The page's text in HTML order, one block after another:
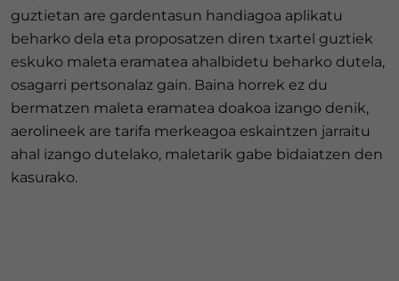
guztietan are gardentasun handiagoa aplikatu
beharko dela eta proposatzen diren txartel guztiek
eskuko maleta eramatea ahalbidetu beharko dutela,
osagarri pertsonalaz gain. Baina horrek ez du
bermatzen maleta eramatea doakoa izango denik,
aerolineek are tarifa merkeagoa eskaintzen jarraitu
ahal izango dutelako, maletarik gabe bidaiatzen den
kasurako.